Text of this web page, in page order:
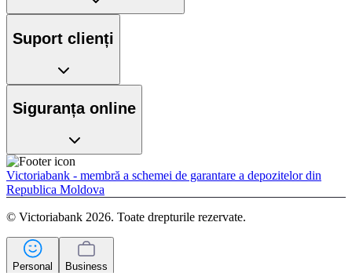
Suport clienți
Siguranța online
Victoriabank - membră a schemei de garantare a depozitelor din
Republica Moldova
© Victoriabank 2026. Toate drepturile rezervate.
Personal Business